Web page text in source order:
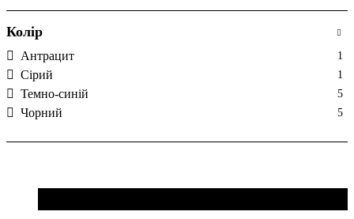
Колір
Антрацит 1
Сірий 1
Темно-синій 5
Чорний 5